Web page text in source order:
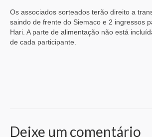
Os associados sorteados terão direito a
saindo de frente do Siemaco e 2 ingressos
Hari. A parte de alimentação não está
de cada participante.
Deixe um comentário